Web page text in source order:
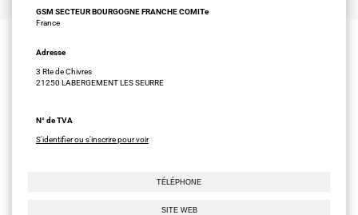
GSM SECTEUR BOURGOGNE FRANCHE COMITe
France
Adresse
3 Rte de Chivres
21250 LABERGEMENT LES SEURRE
N° de TVA
S'identifier ou s'inscrire pour voir
TÉLÉPHONE
SITE WEB